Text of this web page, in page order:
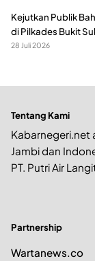
Kejutkan Publik
di Pilkades Bukit
28 Juli 2026
Tentang Kami
Kabarnegeri.net
Jambi dan
PT. Putri Air
Partnership
Wartanews.co